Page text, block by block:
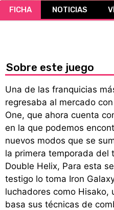
FICHA NOTICIAS
Sobre este juego
Una de las franquicias
regresaba al mercado
One, que ahora cuenta
en la que podemos
nuevos modos que se
la primera temporada del
Double Helix, Para esta
testigo lo toma Iron
luchadores como Hisako,
basa sus técnicas de